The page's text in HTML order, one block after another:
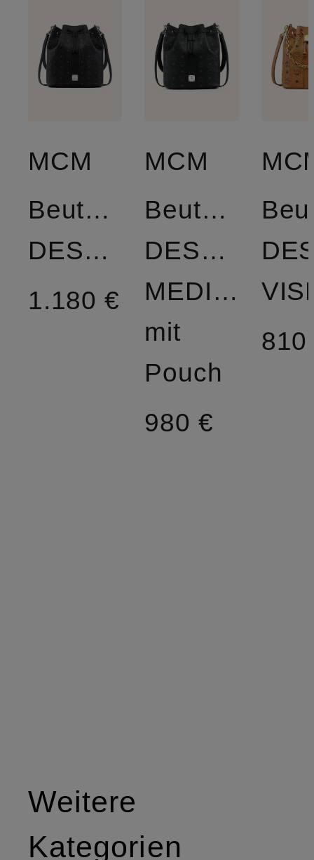
MCM
Beuteltasche
DESSAU
1.180 €
MCM
Beuteltasche
DESSAU
MEDIUM
mit
Pouch
980 €
810
Weitere
Kategorien